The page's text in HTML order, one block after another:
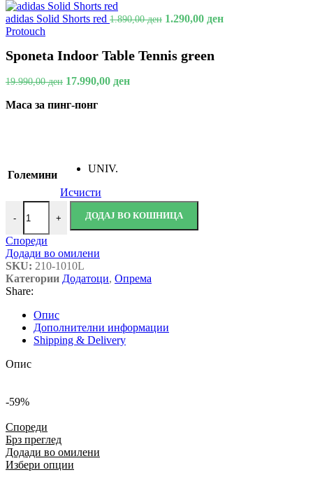
adidas Solid Shorts red 1.890,00ден 1.290,00 ден
Protouch
Sponeta Indoor Table Tennis green
19.990,00ден 17.990,00 ден
Maса за пинг-понг
Големини
UNIV.
Исчисти
- + ДОДАЈ ВО КОШНИЦА
Спореди
Додади во омилени
SKU: 210-1010L
Категории Додатоци, Опрема
Share:
Опис
Дополнителни информации
Shipping & Delivery
Опис
-59%
Спореди
Брз преглед
Додади во омилени
Избери опции